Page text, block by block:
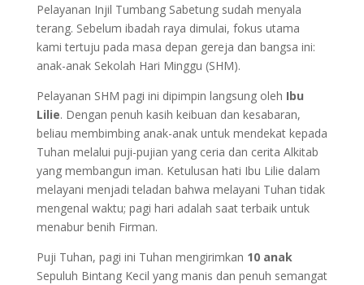
Pelayanan Injil Tumbang Sabetung sudah menyala
terang. Sebelum ibadah raya dimulai, fokus utama
kami tertuju pada masa depan gereja dan bangsa ini:
anak-anak Sekolah Hari Minggu (SHM).
Pelayanan SHM pagi ini dipimpin langsung oleh Ibu
Lilie. Dengan penuh kasih keibuan dan kesabaran,
beliau membimbing anak-anak untuk mendekat kepada
Tuhan melalui puji-pujian yang ceria dan cerita Alkitab
yang membangun iman. Ketulusan hati Ibu Lilie dalam
melayani menjadi teladan bahwa melayani Tuhan tidak
mengenal waktu; pagi hari adalah saat terbaik untuk
menabur benih Firman.
Puji Tuhan, pagi ini Tuhan mengirimkan 10 anak
Sepuluh Bintang Kecil yang manis dan penuh semangat